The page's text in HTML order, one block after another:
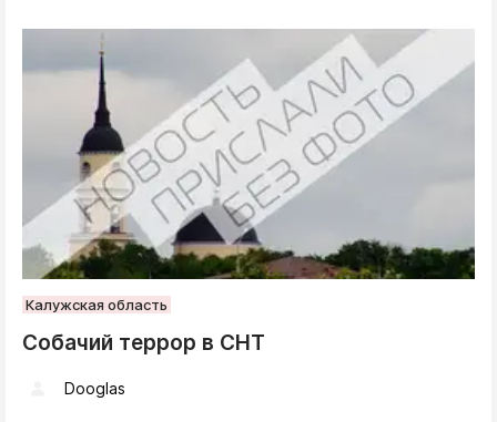
Калужская область
Собачий террор в СНТ
Dooglas